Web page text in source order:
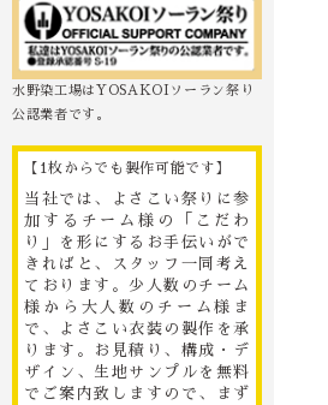
水野染工場はYOSAKOIソーラン祭り
公認業者です。
【1枚からでも製作可能です】
当社では、よさこい祭りに参
加するチーム様の「こだわ
り」を形にするお手伝いがで
きればと、スタッフ一同考え
ております。少人数のチーム
様から大人数のチーム様ま
で、よさこい衣装の製作を承
ります。お見積り、構成・デ
ザイン、生地サンプルを無料
でご案内致しますので、まず